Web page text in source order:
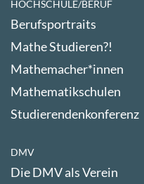
HOCHSCHULE/BERUF
Berufsportraits
Mathe Studieren?!
Mathemacher*innen
Mathematikschulen
Studierendenkonferenz
DMV
Die DMV als Verein